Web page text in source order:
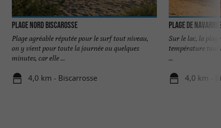
Plage Nord Biscarosse
Plage agréable réputée pour le surf tout niveau,
on y vient pour toute la journée ou quelques
minutes, car elle ...
4,0 km - Biscarrosse
Plage de
Sur le lac, la
température tout
...
4,0 km -